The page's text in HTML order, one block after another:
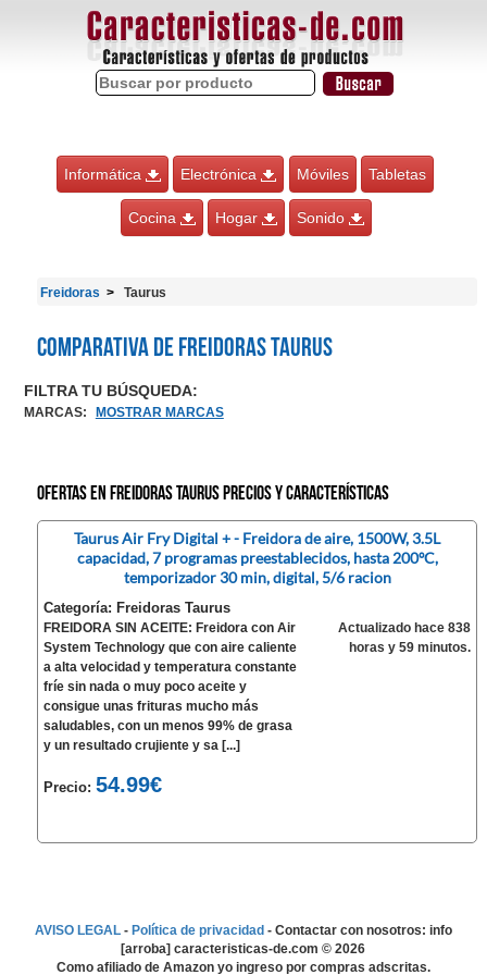
Informática Electrónica Móviles Tabletas
Cocina Hogar Sonido
Freidoras Taurus
Comparativa de Freidoras Taurus
FILTRA TU BÚSQUEDA:
MARCAS: MOSTRAR MARCAS
Ofertas en Freidoras Taurus precios y características
Taurus Air Fry Digital + - Freidora de aire, 1500W, 3.5L
capacidad, 7 programas preestablecidos, hasta 200ºC,
temporizador 30 min, digital, 5/6 racion
Categoría: Freidoras Taurus
FREIDORA SIN ACEITE: Freidora con Air
System Technology que con aire caliente
a alta velocidad y temperatura constante
fríe sin nada o muy poco aceite y
consigue unas frituras mucho más
saludables, con un menos 99% de grasa
y un resultado crujiente y sa [...]
Precio:54.99€
Actualizado hace 838
horas y 59 minutos.
AVISO LEGAL- Política de privacidad - Contactar con nosotros: info
[arroba] caracteristicas-de.com ©2026
Como afiliado de Amazon yo ingreso por compras adscritas.